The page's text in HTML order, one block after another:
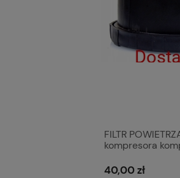
FILTR
kompresora
40,00 zł